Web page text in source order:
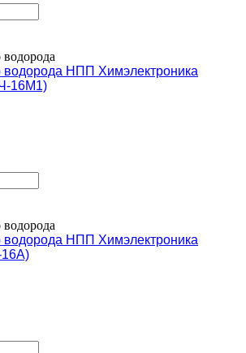
водорода
водорода НПП Химэлектроника
16М1)
водорода
водорода НПП Химэлектроника
16А)